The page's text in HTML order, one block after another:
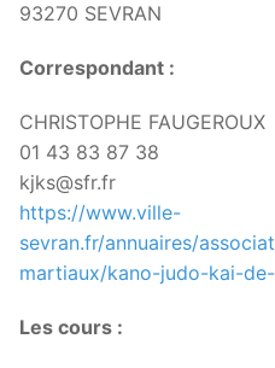
93270 SEVRAN
Correspondant :
CHRISTOPHE FAUGEROUX
01 43 83 87 38
kjks@sfr.fr
https://www.ville-
sevran.fr/annuaires/
martiaux/kano-judo-kai-
Les cours :